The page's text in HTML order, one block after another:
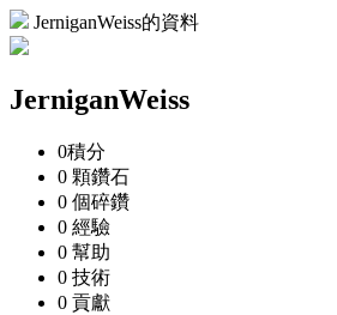
JerniganWeiss的資料
JerniganWeiss
0積分
0 顆鑽石
0 個碎鑽
0 經驗
0 幫助
0 技術
0 貢獻